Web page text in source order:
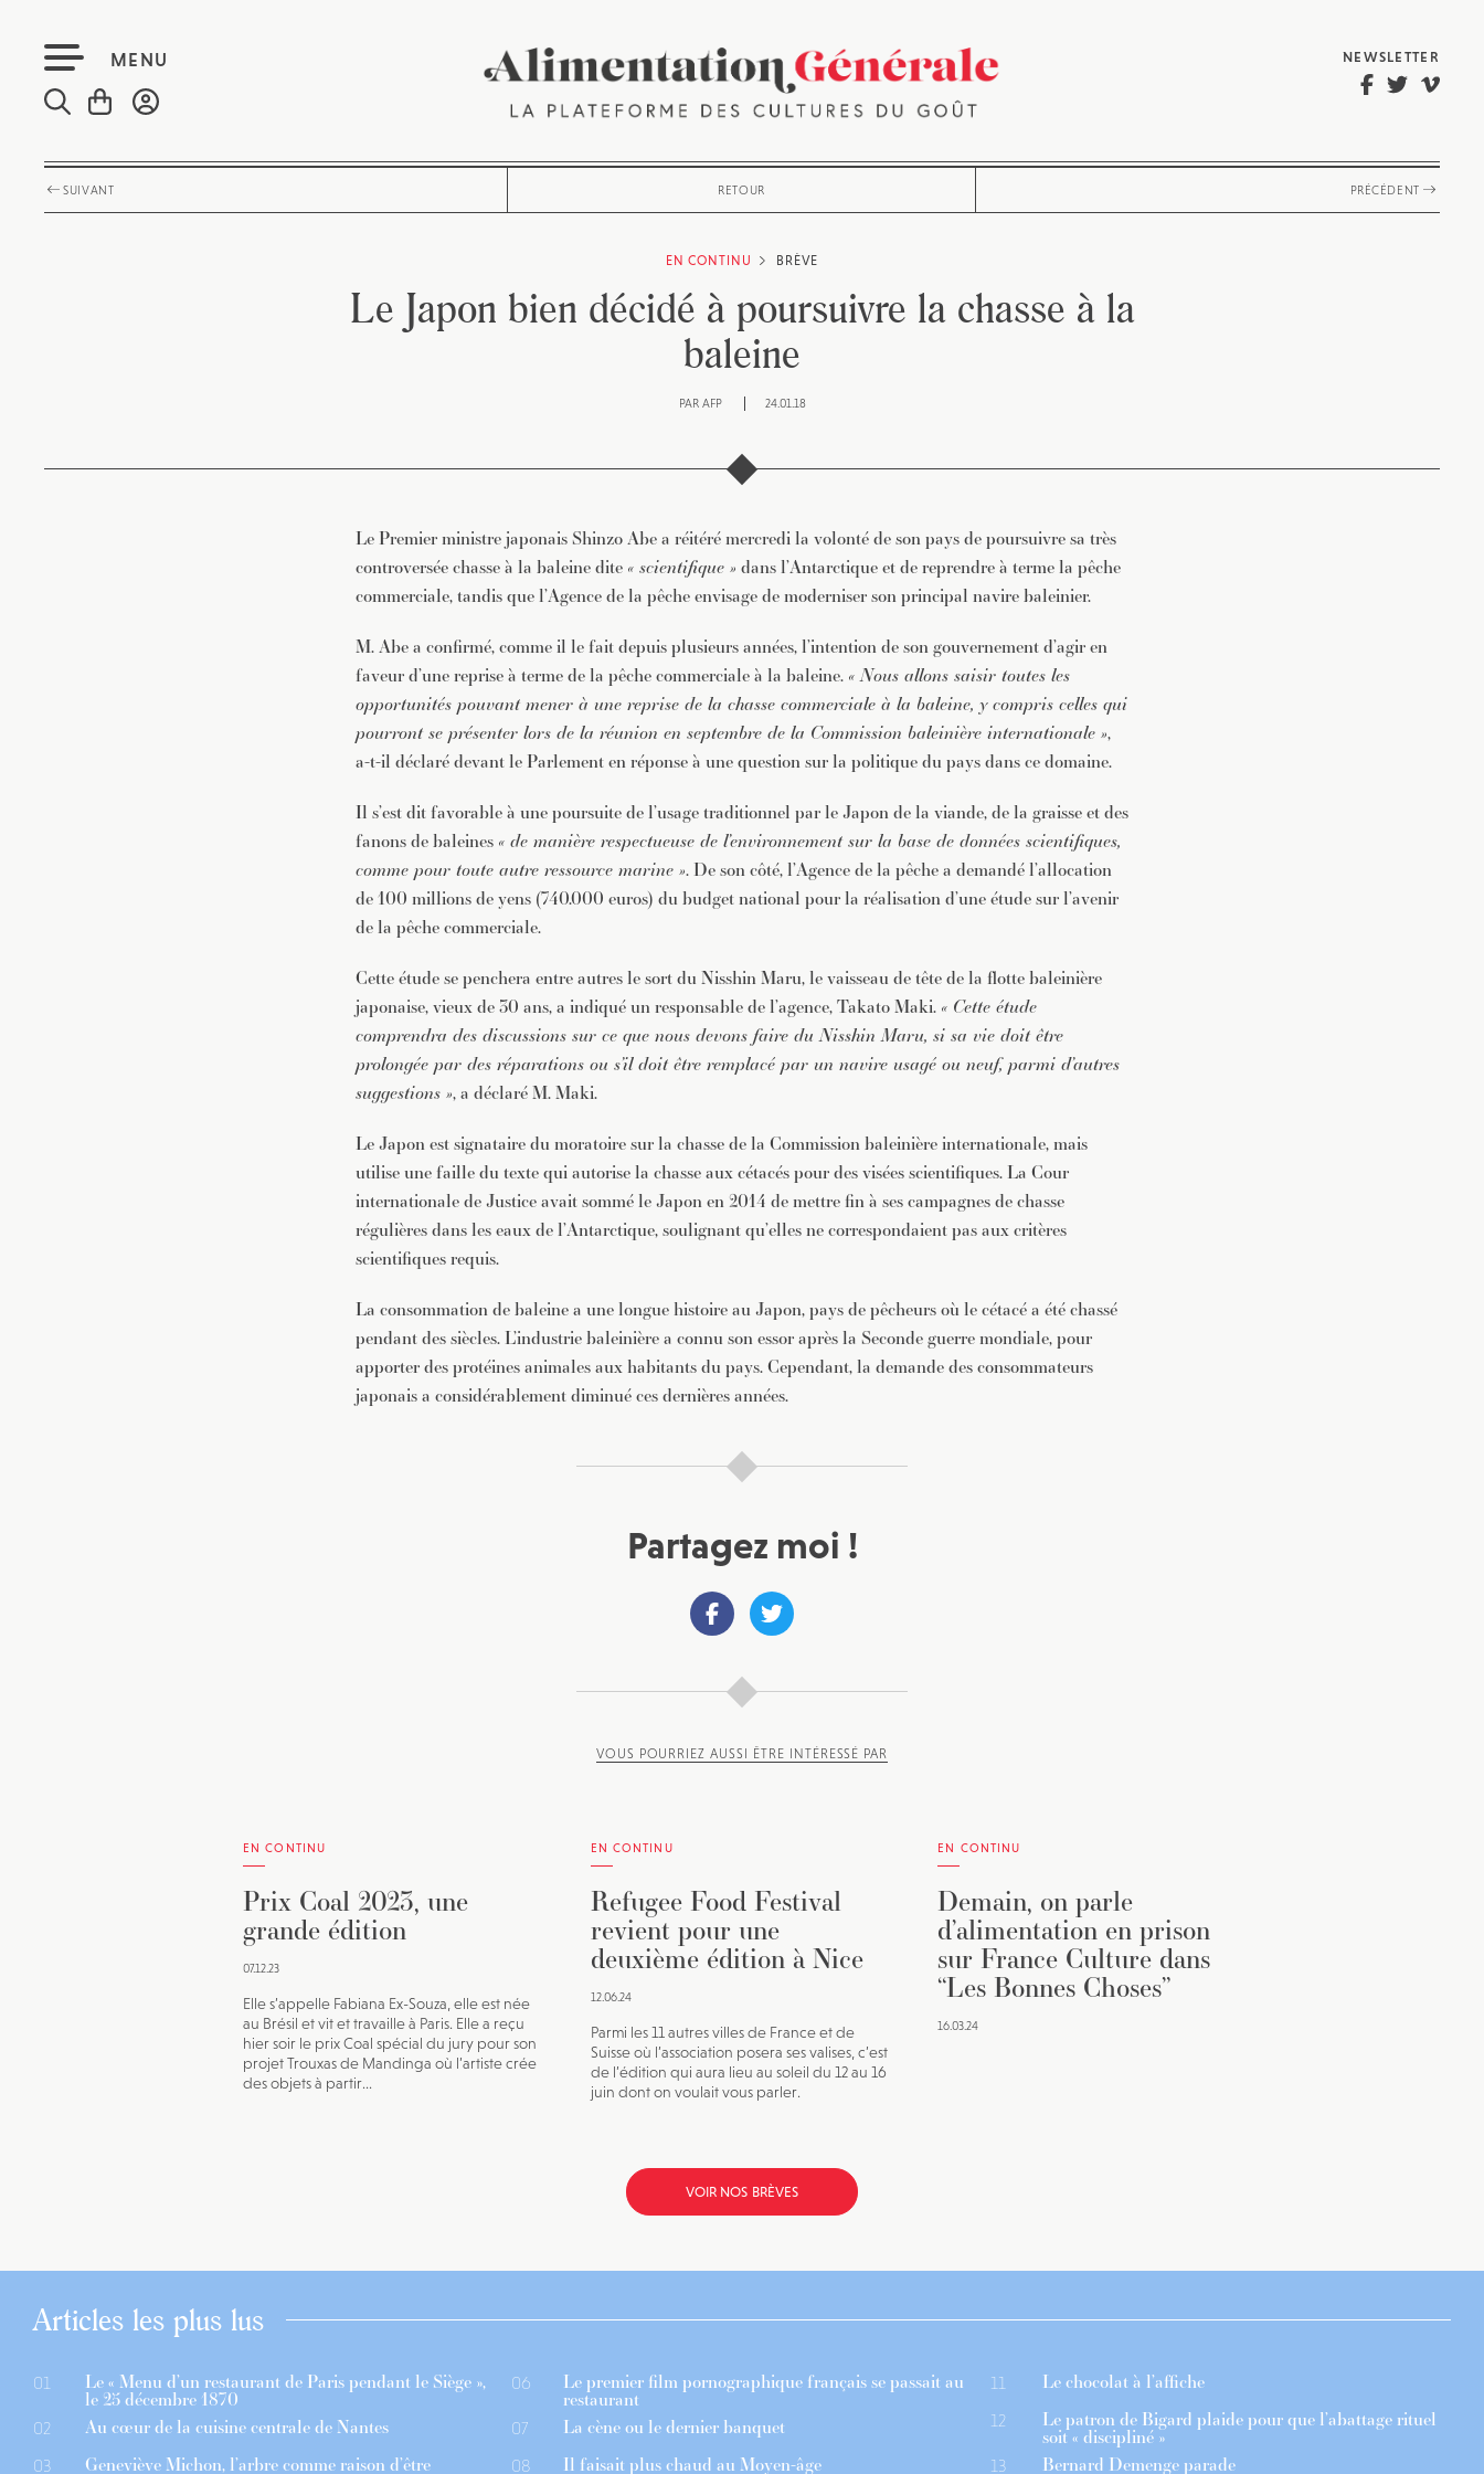
MENU NEWSLETTER
SUIVANT RETOUR PRÉCÉDENT
EN CONTINU BRÈVE
Le Japon bien décidé à poursuivre la chasse à la
baleine
PAR AFP 24.01.18
Le Premier ministre japonais Shinzo Abe a réitéré mercredi la volonté de son pays de poursuivre sa très
controversée chasse à la baleine dite « scientifique » dans l’Antarctique et de reprendre à terme la pêche
commerciale, tandis que l’Agence de la pêche envisage de moderniser son principal navire baleinier.
M. Abe a confirmé, comme il le fait depuis plusieurs années, l’intention de son gouvernement d’agir en
faveur d’une reprise à terme de la pêche commerciale à la baleine. « Nous allons saisir toutes les
opportunités pouvant mener à une reprise de la chasse commerciale à la baleine, y compris celles qui
pourront se présenter lors de la réunion en septembre de la Commission baleinière internationale »,
a-t-il déclaré devant le Parlement en réponse à une question sur la politique du pays dans ce domaine.
Il s’est dit favorable à une poursuite de l’usage traditionnel par le Japon de la viande, de la graisse et des
fanons de baleines « de manière respectueuse de l’environnement sur la base de données scientifiques,
comme pour toute autre ressource marine ». De son côté, l’Agence de la pêche a demandé l’allocation
de 100 millions de yens (740.000 euros) du budget national pour la réalisation d’une étude sur l’avenir
de la pêche commerciale.
Cette étude se penchera entre autres le sort du Nisshin Maru, le vaisseau de tête de la flotte baleinière
japonaise, vieux de 30 ans, a indiqué un responsable de l’agence, Takato Maki. « Cette étude
comprendra des discussions sur ce que nous devons faire du Nisshin Maru, si sa vie doit être
prolongée par des réparations ou s’il doit être remplacé par un navire usagé ou neuf, parmi d’autres
suggestions », a déclaré M. Maki.
Le Japon est signataire du moratoire sur la chasse de la Commission baleinière internationale, mais
utilise une faille du texte qui autorise la chasse aux cétacés pour des visées scientifiques. La Cour
internationale de Justice avait sommé le Japon en 2014 de mettre fin à ses campagnes de chasse
régulières dans les eaux de l’Antarctique, soulignant qu’elles ne correspondaient pas aux critères
scientifiques requis.
La consommation de baleine a une longue histoire au Japon, pays de pêcheurs où le cétacé a été chassé
pendant des siècles. L’industrie baleinière a connu son essor après la Seconde guerre mondiale, pour
apporter des protéines animales aux habitants du pays. Cependant, la demande des consommateurs
japonais a considérablement diminué ces dernières années.
Partagez moi !
VOUS POURRIEZ AUSSI ÊTRE INTÉRESSÉ PAR
EN CONTINU
Prix Coal 2023, une
grande édition
07.12.23
Elle s’appelle Fabiana Ex-Souza, elle est née
au Brésil et vit et travaille à Paris. Elle a reçu
hier soir le prix Coal spécial du jury pour son
projet Trouxas de Mandinga où l’artiste crée
des objets à partir...
EN CONTINU
Refugee Food Festival
revient pour une
deuxième édition à Nice
12.06.24
Parmi les 11 autres villes de France et de
Suisse où l’association posera ses valises, c’est
de l’édition qui aura lieu au soleil du 12 au 16
juin dont on voulait vous parler.
EN CONTINU
Demain, on parle
d’alimentation en prison
sur France Culture dans
“Les Bonnes Choses”
16.03.24
VOIR NOS BRÈVES
Articles les plus lus
01 Le « Menu d’un restaurant de Paris pendant le Siège »,
le 25 décembre 1870
02 Au cœur de la cuisine centrale de Nantes
03 Geneviève Michon, l’arbre comme raison d’être
06 Le premier film pornographique français se passait au
restaurant
07 La cène ou le dernier banquet
08 Il faisait plus chaud au Moyen-âge
11 Le chocolat à l’affiche
12 Le patron de Bigard plaide pour que l’abattage rituel
soit « discipliné »
13 Bernard Demenge parade